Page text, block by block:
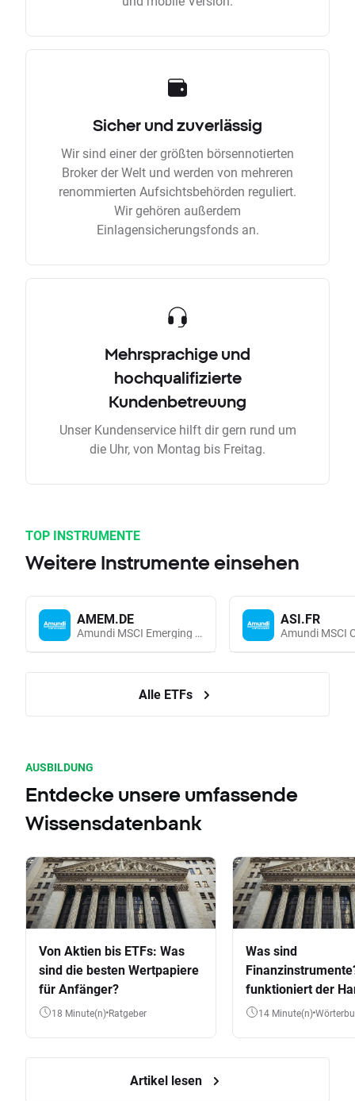
Sicher und zuverlässig
Wir sind einer der größten börsennotierten
Broker der Welt und werden von mehreren
renommierten Aufsichtsbehörden reguliert.
Wir gehören außerdem
Einlagensicherungsfonds an.
Mehrsprachige und
hochqualifizierte
Kundenbetreuung
Unser Kundenservice hilft dir gern rund um
die Uhr, von Montag bis Freitag.
TOP INSTRUMENTE
Weitere Instrumente einsehen
AMEM.DE
Amundi MSCI Emerging Markets UCITS (Acc EUR)
ASI.FR
Alle ETFs
AUSBILDUNG
Entdecke unsere umfassende
Wissensdatenbank
Von Aktien bis ETFs: Was
sind die besten Wertpapiere
für Anfänger?
18 Minute(n) Ratgeber
Was sind
funktioniert der
Aktien, ETFs & Co.
14 Minute(n)
Artikel lesen